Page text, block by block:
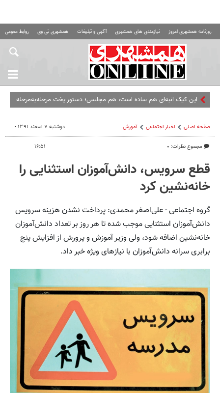
روزنامه همشهری امروز نیازمندی های همشهری آگهی و تبلیغات همشهری تی وی روابط عمومی
این کیک انبه‌ای هم ساده است، هم مجلسی؛ دستور پخت مرحله‌به‌مرحله
صفحه اصلی اخبار اجتماعی آموزش
مجموع نظرات: ۰
دوشنبه ۷ اسفند ۱۳۹۱ -
۱۶:۵۱
قطع سرویس، دانش‌آموزان استثنایی را
خانه‌نشین کرد
گروه اجتماعی - علی‌اصغر محمدی: پرداخت نشدن هزینه سرویس
دانش‌‌آموزان استثنایی موجب شده تا ‌هر روز بر تعداد دانش‌آموزان
خانه‌نشین اضافه شود، ولی وزیر آموزش و پرورش از افزایش پنج
برابری سرانه دانش‌آموزان با نیازهای ویژه خبر داد.